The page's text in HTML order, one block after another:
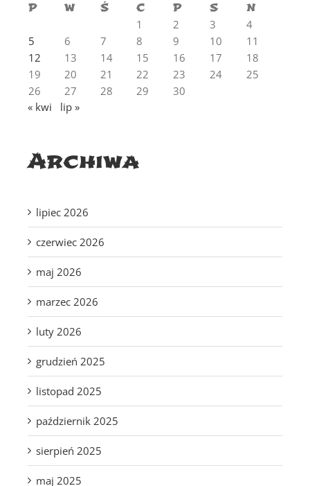
P
W Ś C P S
N
1
2 3
4
5
6 7 8 9 10
11
12
13 14 15 16 17
18
19
20 21 22 23 24
25
26
27 28 29
30
« kwi
lip »
Archiwa
lipiec 2026
czerwiec 2026
maj 2026
marzec 2026
luty 2026
grudzień 2025
listopad 2025
październik 2025
sierpień 2025
maj 2025